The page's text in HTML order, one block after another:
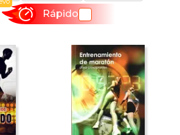
Rápido